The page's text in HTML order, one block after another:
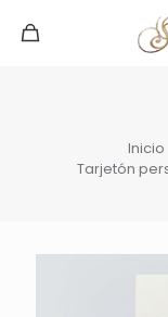
Inicio
Tarjetón